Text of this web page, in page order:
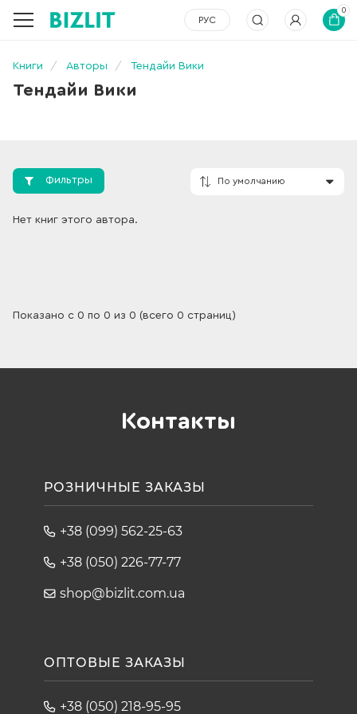
РУС
0
Книги Авторы Тендайи Вики
Тендайи Вики
Фильтры
Нет книг этого автора.
Показано с 0 по 0 из 0 (всего 0 страниц)
Контакты
РОЗНИЧНЫЕ ЗАКАЗЫ
+38 (099) 562-25-63
+38 (050) 226-77-77
shop@bizlit.com.ua
ОПТОВЫЕ ЗАКАЗЫ
+38 (050) 218-95-95